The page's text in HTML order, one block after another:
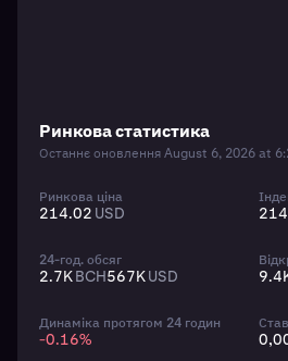
Ринкова статистика
Останнє оновлення August 6, 2026 at
Ринкова ціна
214.02 USD
24-год. обсяг
2.7KBCH567KUSD
Динаміка протягом 24 годин
-0.16%